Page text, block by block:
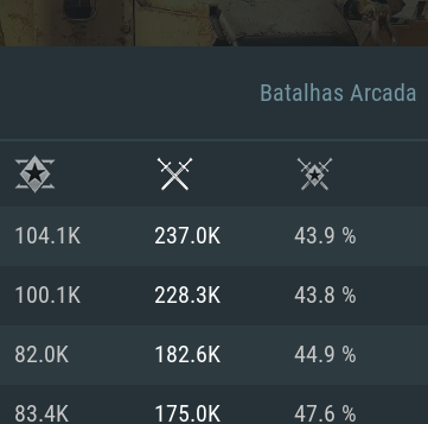
Batalhas Arcada
104.1K 237.0K 43.9 %
100.1K 228.3K 43.8 %
82.0K 182.6K 44.9 %
83.4K 175.0K 47.6 %